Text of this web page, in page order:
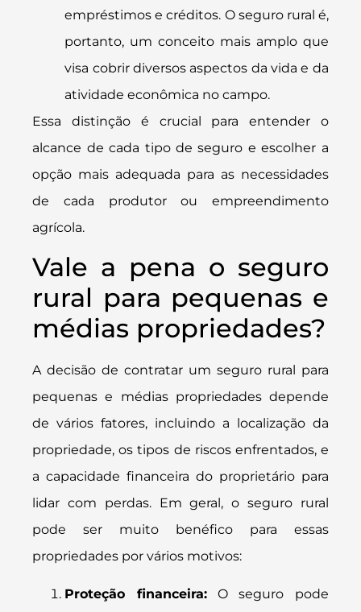
empréstimos e créditos. O seguro rural é,
portanto, um conceito mais amplo que
visa cobrir diversos aspectos da vida e da
atividade econômica no campo.
Essa distinção é crucial para entender o
alcance de cada tipo de seguro e escolher a
opção mais adequada para as necessidades
de cada produtor ou empreendimento
agrícola.
Vale a pena o seguro
rural para pequenas e
médias propriedades?
A decisão de contratar um seguro rural para
pequenas e médias propriedades depende
de vários fatores, incluindo a localização da
propriedade, os tipos de riscos enfrentados, e
a capacidade financeira do proprietário para
lidar com perdas. Em geral, o seguro rural
pode ser muito benéfico para essas
propriedades por vários motivos:
Proteção financeira:O seguro pode